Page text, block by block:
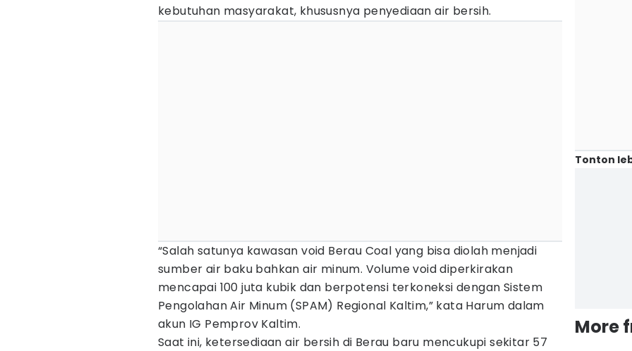
kebutuhan masyarakat, khususnya penyediaan air bersih.
“Salah satunya kawasan void Berau Coal yang bisa diolah menjadi
sumber air baku bahkan air minum. Volume void diperkirakan
mencapai 100 juta kubik dan berpotensi terkoneksi dengan Sistem
Pengolahan Air Minum (SPAM) Regional Kaltim,” kata Harum dalam
akun IG Pemprov Kaltim.
Saat ini, ketersediaan air bersih di Berau baru mencukupi sekitar 57
Tonton
More